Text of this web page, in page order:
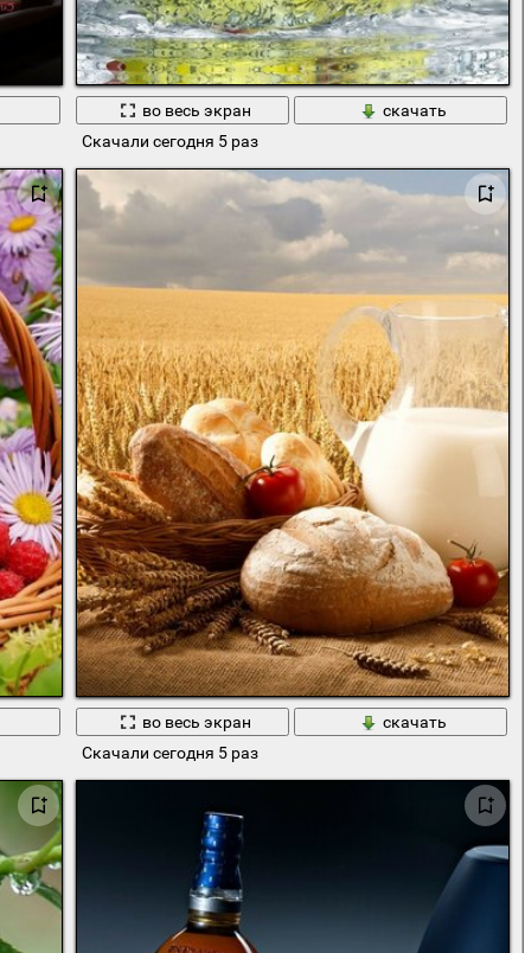
во весь экран
скачать
Скачали сегодня 5 раз
во весь экран
скачать
Скачали сегодня 5 раз